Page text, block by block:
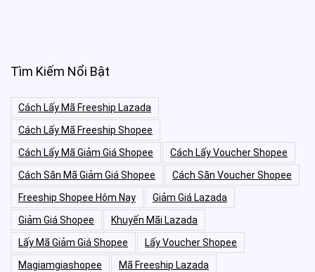
Tìm Kiếm Nổi Bật
Cách Lấy Mã Freeship Lazada
Cách Lấy Mã Freeship Shopee
Cách Lấy Mã Giảm Giá Shopee
Cách Lấy Voucher Shopee
Cách Săn Mã Giảm Giá Shopee
Cách Săn Voucher Shopee
Freeship Shopee Hôm Nay
Giảm Giá Lazada
Giảm Giá Shopee
Khuyến Mãi Lazada
Lấy Mã Giảm Giá Shopee
Lấy Voucher Shopee
Magiamgiashopee
Mã Freeship Lazada